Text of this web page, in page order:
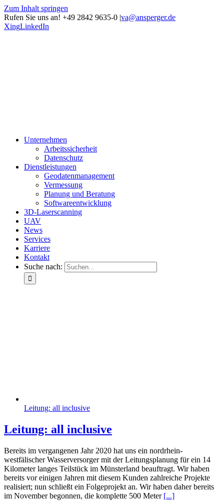
Zum Inhalt springen
Rufen Sie uns an! +49 2842 9635-0 |va@ansperger.de
XingLinkedIn
Unternehmen
Arbeitssicherheit
Datenschutz
Dienstleistungen
Geodatenmanagement
Vermessung
Planung und Beratung
Softwareentwicklung
3D-Laserscanning
UAV
News
Services
Karriere
Kontakt
Suche nach:
Leitung: all inclusive
Leitung: all inclusive
Bereits im vergangenen Jahr 2020 hat uns ein nordrhein-
westfälischer Wasserversorger mit der Leitungsplanung für ein 14
Kilometer langes Teilstück im Münsterland beauftragt. Wir haben
bereits vor einigen Jahren mit diesem Kunden zahlreiche Projekte
realisiert; nun schließt ein Folgeprojekt an. Wir haben daher bereits
im November begonnen, die komplette 500 Meter [...]